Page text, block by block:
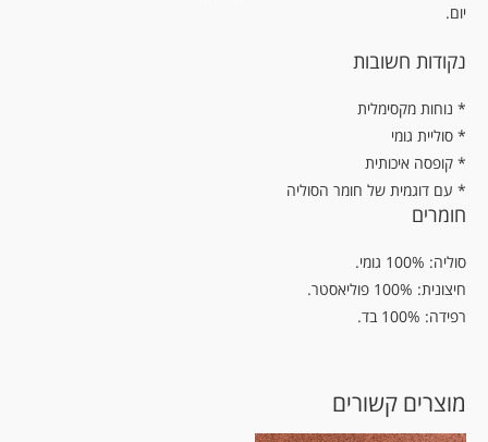
יום.
נקודות חשובות
נוחות מקסימלית *
* סוליית גומי
* קופסה איכותית
* עם דוגמית של חומר הסוליה
חומרים
סוליה: 100% גומי.
חיצונית: 100% פוליאסטר.
רפידה: 100% בד.
מוצרים קשורים